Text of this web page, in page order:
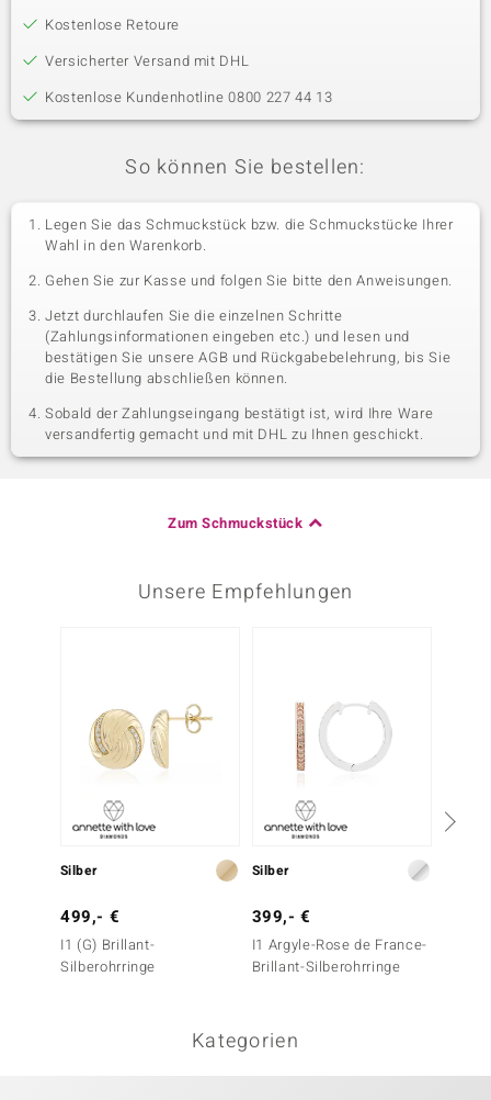
Kostenlose Retoure
Versicherter Versand mit DHL
Kostenlose Kundenhotline 0800 227 44 13
So können Sie bestellen:
Legen Sie das Schmuckstück bzw. die Schmuckstücke Ihrer
Wahl in den Warenkorb.
Gehen Sie zur Kasse und folgen Sie bitte den Anweisungen.
Jetzt durchlaufen Sie die einzelnen Schritte
(Zahlungsinformationen eingeben etc.) und lesen und
bestätigen Sie unsere AGB und Rückgabebelehrung, bis Sie
die Bestellung abschließen können.
Sobald der Zahlungseingang bestätigt ist, wird Ihre Ware
versandfertig gemacht und mit DHL zu Ihnen geschickt.
Zum Schmuckstück
Unsere Empfehlungen
Silber
499,- €
I1 (G) Brillant-
Silberohrringe
Silber
399,- €
I1 Argyle-Rose de France-
Brillant-Silberohrringe
Kategorien